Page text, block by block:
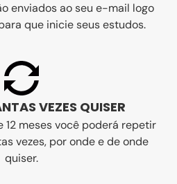
enviados ao seu e-mail logo
que inicie seus estudos.
VEZES QUISER
12 meses você poderá repetir
vezes, por onde e de onde
quiser.